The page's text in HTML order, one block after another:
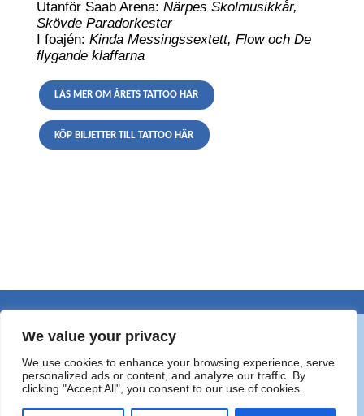
We value your privacy
We use cookies to enhance your browsing experience, serve
personalized ads or content, and analyze our traffic. By
clicking "Accept All", you consent to our use of cookies.
Utanför Saab Arena: Närpes Skolmusikkår,
Skövde Paradorkester
I foajén: Kinda Messingssextett, Flow och De
flygande klaffarna
LÄS MER OM ÅRETS TATTOO HÄR
KÖP BILJETTER TILL TATTOO HÄR
©2020 Svensk Blåsmusikfestival